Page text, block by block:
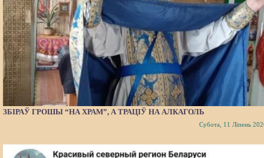
ЗБІРАЎ ГРОШЫ “НА ХРАМ”, А ТРАЦІЎ НА АЛКАГОЛЬ
Субота, 11 Ліпень